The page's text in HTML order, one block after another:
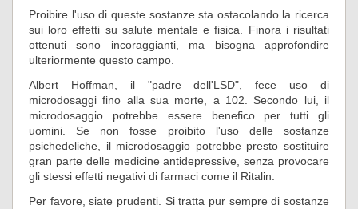
Proibire l'uso di queste sostanze sta ostacolando la ricerca
sui loro effetti su salute mentale e fisica. Finora i risultati
ottenuti sono incoraggianti, ma bisogna approfondire
ulteriormente questo campo.
Albert Hoffman, il "padre dell'LSD", fece uso di
microdosaggi fino alla sua morte, a 102. Secondo lui, il
microdosaggio potrebbe essere benefico per tutti gli
uomini. Se non fosse proibito l'uso delle sostanze
psichedeliche, il microdosaggio potrebbe presto sostituire
gran parte delle medicine antidepressive, senza provocare
gli stessi effetti negativi di farmaci come il Ritalin.
Per favore, siate prudenti. Si tratta pur sempre di sostanze